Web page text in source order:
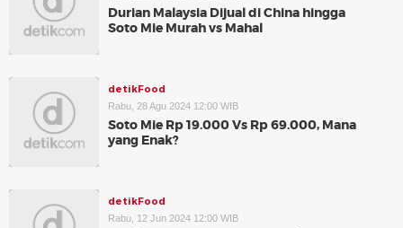
Durian Malaysia Dijual di China hingga
Soto Mie Murah vs Mahal
detikFood
Rabu, 28 Agu 2024 12:00 WIB
Soto Mie Rp 19.000 Vs Rp 69.000, Mana
yang Enak?
detikFood
Rabu, 12 Jun 2024 12:00 WIB